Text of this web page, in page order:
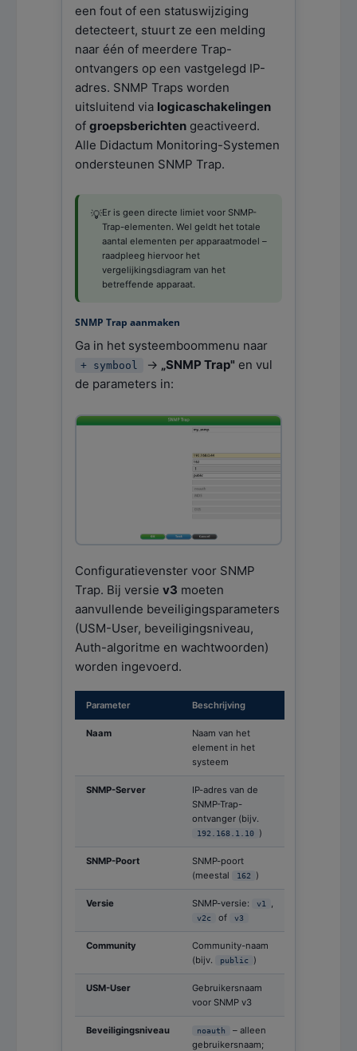
een fout of een statuswijziging
detecteert, stuurt ze een melding
naar één of meerdere Trap-
ontvangers op een vastgelegd IP-
adres. SNMP Traps worden
uitsluitend via logicaschakelingen
of groepsberichten geactiveerd.
Alle Didactum Monitoring-Systemen
ondersteunen SNMP Trap.
💡Er is geen directe limiet voor SNMP-
Trap-elementen. Wel geldt het totale
aantal elementen per apparaatmodel –
raadpleeg hiervoor het
vergelijkingsdiagram van het
betreffende apparaat.
SNMP Trap aanmaken
Ga in het systeemboommenu naar
+ symbool → „SNMP Trap" en vul
de parameters in:
Configuratievenster voor SNMP
Trap. Bij versie v3 moeten
aanvullende beveiligingsparameters
(USM-User, beveiligingsniveau,
Auth-algoritme en wachtwoorden)
worden ingevoerd.
Parameter Beschrijving
Naam
Naam van het
element in het
systeem
SNMP-Server
IP-adres van de
SNMP-Trap-
ontvanger (bijv.
192.168.1.10 )
SNMP-Poort
SNMP-poort
(meestal
162 )
Versie SNMP-versie: v1
v2c of v3
Community
Community-naam
(bijv.
public )
USM-User
Gebruikersnaam
voor SNMP v3
Beveiligingsniveau noauth
– alleen
gebruikersnaam;